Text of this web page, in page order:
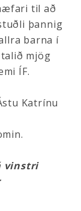
til að
þannig
barna í
mjög
ÍF.
Katrínu
vinstri